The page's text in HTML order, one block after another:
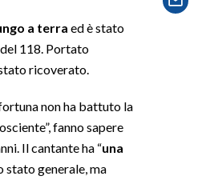
a terra ed è stato
118. Portato
ricoverato.
non ha battuto la
fanno sapere
Il cantante ha “una
stato generale, ma